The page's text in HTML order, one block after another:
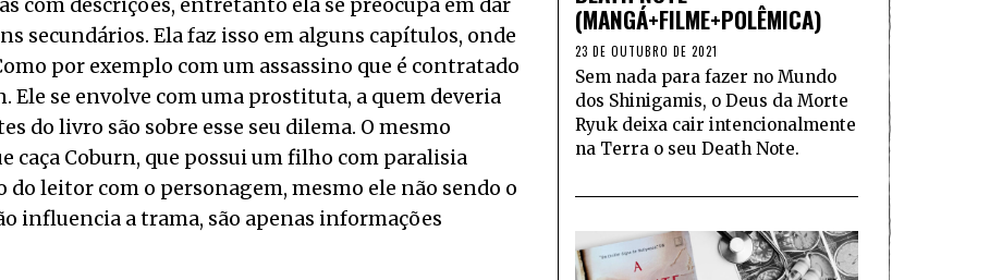
com descrições, entretanto ela se preocupa em dar
secundários. Ela faz isso em alguns capítulos, onde
por exemplo com um assassino que é contratado
Ele se envolve com uma prostituta, a quem deveria
do livro são sobre esse seu dilema. O mesmo
caça Coburn, que possui um filho com paralisia
do leitor com o personagem, mesmo ele não sendo o
influencia a trama, são apenas informações
(MANGÁ+FILME+POLÊMICA)
23 DE OUTUBRO DE 2021
Sem nada para fazer no Mundo
dos Shinigamis, o Deus da Morte
Ryuk deixa cair intencionalmente
na Terra o seu Death Note.